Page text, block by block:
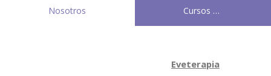
Nosotros Cursos y clases
Eveterapia